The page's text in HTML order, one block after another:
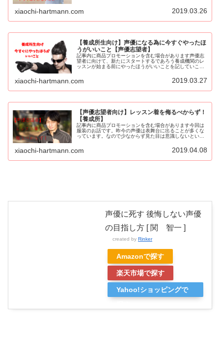
xiaochi-hartmann.com 2019.03.26
【養成所生向け】声優になる為に今すぐやったほ
うがいいこと【声優志望者】
記事内に商品プロモーションを含む場合があります声優志
望者に向けて、新たにスタートするであろう養成機関のレ
ッスンが始まる前にやったほうがいいことを記していこう
xiaochi-hartmann.com 2019.03.27
【声優志望者向け】レッスン着を侮るべからず！
【養成所】
記事内に商品プロモーションを含む場合があります今回は
服装のお話です。昨今の声優は表舞台に出ることが多くな
っています。なので少なからず見た目は意識しないといけ
xiaochi-hartmann.com 2019.04.08
声優に死す 後悔しない声優
の目指し方 [ 関 智一 ]
created by Rinker
Amazonで探す
楽天市場で探す
Yahoo!ショッピングで